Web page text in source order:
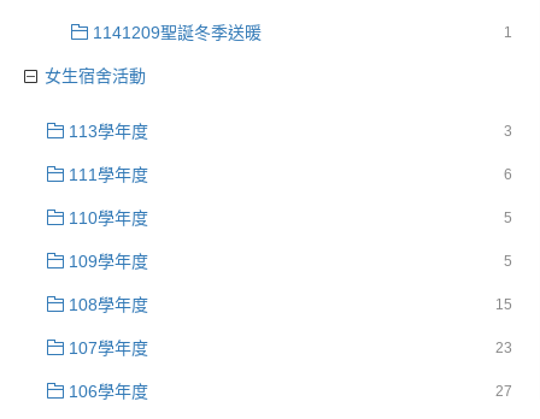
1
1141209聖誕冬季送暖
女生宿舍活動
3
113學年度
6
111學年度
5
110學年度
5
109學年度
15
108學年度
23
107學年度
27
106學年度